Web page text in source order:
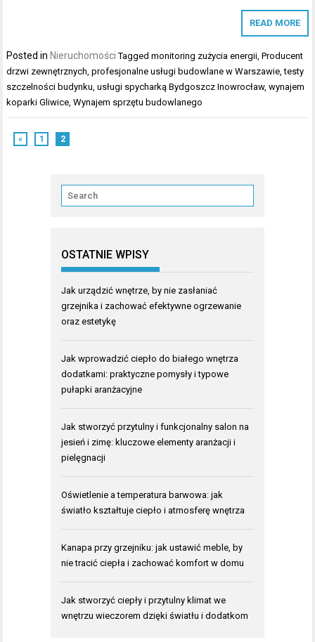
READ MORE
Posted in Nieruchomości Taggedmonitoring zużycia energii,Producent
drzwi zewnętrznych,profesjonalne usługi budowlane w Warszawie,testy
szczelności budynku,usługi spycharką Bydgoszcz Inowrocław,wynajem
koparki Gliwice,Wynajem sprzętu budowlanego
« 1 2
OSTATNIE WPISY
Jak urządzić wnętrze, by nie zasłaniać
grzejnika i zachować efektywne ogrzewanie
oraz estetykę
Jak wprowadzić ciepło do białego wnętrza
dodatkami: praktyczne pomysły i typowe
pułapki aranżacyjne
Jak stworzyć przytulny i funkcjonalny salon na
jesień i zimę: kluczowe elementy aranżacji i
pielęgnacji
Oświetlenie a temperatura barwowa: jak
światło kształtuje ciepło i atmosferę wnętrza
Kanapa przy grzejniku: jak ustawić meble, by
nie tracić ciepła i zachować komfort w domu
Jak stworzyć ciepły i przytulny klimat we
wnętrzu wieczorem dzięki światłu i dodatkom